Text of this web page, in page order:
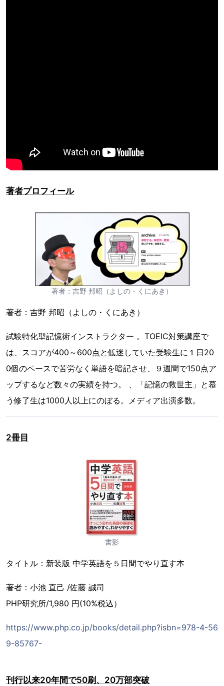
著者プロフィール
著者：吉野 邦昭（よしの・くにあき）
著者：吉野 邦昭（よしの・くにあき）
試験特化型記憶術インストラクター 。TOEIC対策講座で
は、スコアが400～600点と低迷していた受験生に１日20
0個のペースで苦労なく単語を暗記させ、９週間で150点ア
ップするなど数々の実績を持つ。 、「記憶の救世主」と慕
う修了生は1000人以上にのぼる。メディア出演多数。
2冊目
書影
タイトル：新装版 中学英語を５日間でやり直す本
著者：小池 直己 /佐藤 誠司
PHP研究所/1,980 円(10%税込）
https://www.php.co.jp/books/detail.php?isbn=978-4-56
9-85767-
刊行以来20年間で50刷、20万部突破